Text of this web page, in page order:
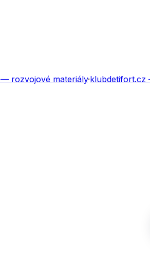
— rozvojové materiály·klubdetifort.cz